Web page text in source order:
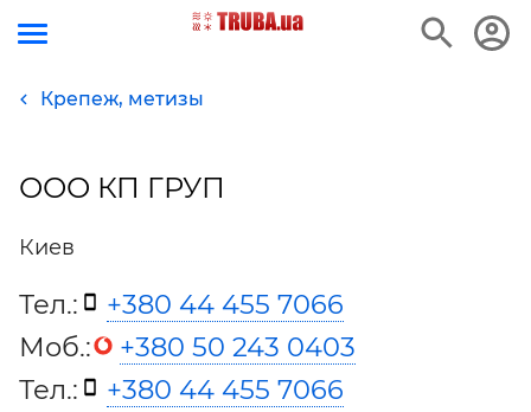
Крепеж, метизы
ООО КП ГРУП
Киев
Тел.:
+380 44 455 7066
Моб.:
+380 50 243 0403
Тел.:
+380 44 455 7066